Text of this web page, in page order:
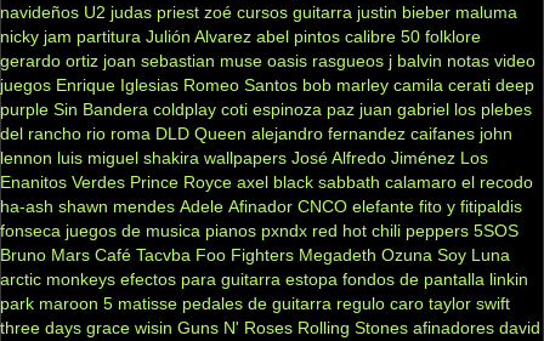
navideños U2 judas priest zoé cursos guitarra justin bieber maluma
nicky jam partitura Julión Alvarez abel pintos calibre 50 folklore
gerardo ortiz joan sebastian muse oasis rasgueos j balvin notas video
juegos Enrique Iglesias Romeo Santos bob marley camila cerati deep
purple Sin Bandera coldplay coti espinoza paz juan gabriel los plebes
del rancho rio roma DLD Queen alejandro fernandez caifanes john
lennon luis miguel shakira wallpapers José Alfredo Jiménez Los
Enanitos Verdes Prince Royce axel black sabbath calamaro el recodo
ha-ash shawn mendes Adele Afinador CNCO elefante fito y fitipaldis
fonseca juegos de musica pianos pxndx red hot chili peppers 5SOS
Bruno Mars Café Tacvba Foo Fighters Megadeth Ozuna Soy Luna
arctic monkeys efectos para guitarra estopa fondos de pantalla linkin
park maroon 5 matisse pedales de guitarra regulo caro taylor swift
three days grace wisin Guns N' Roses Rolling Stones afinadores david